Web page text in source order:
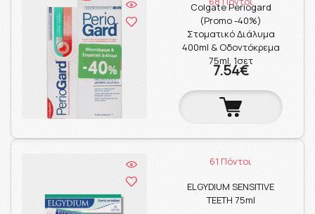
Colgate Periogard
(Promo -40%)
Στοματικό Διάλυμα
400ml & Οδοντόκρεμα
75ml, 1σετ
7.54€
61 Πόντοι
ELGYDIUM SENSITIVE
TEETH 75ml